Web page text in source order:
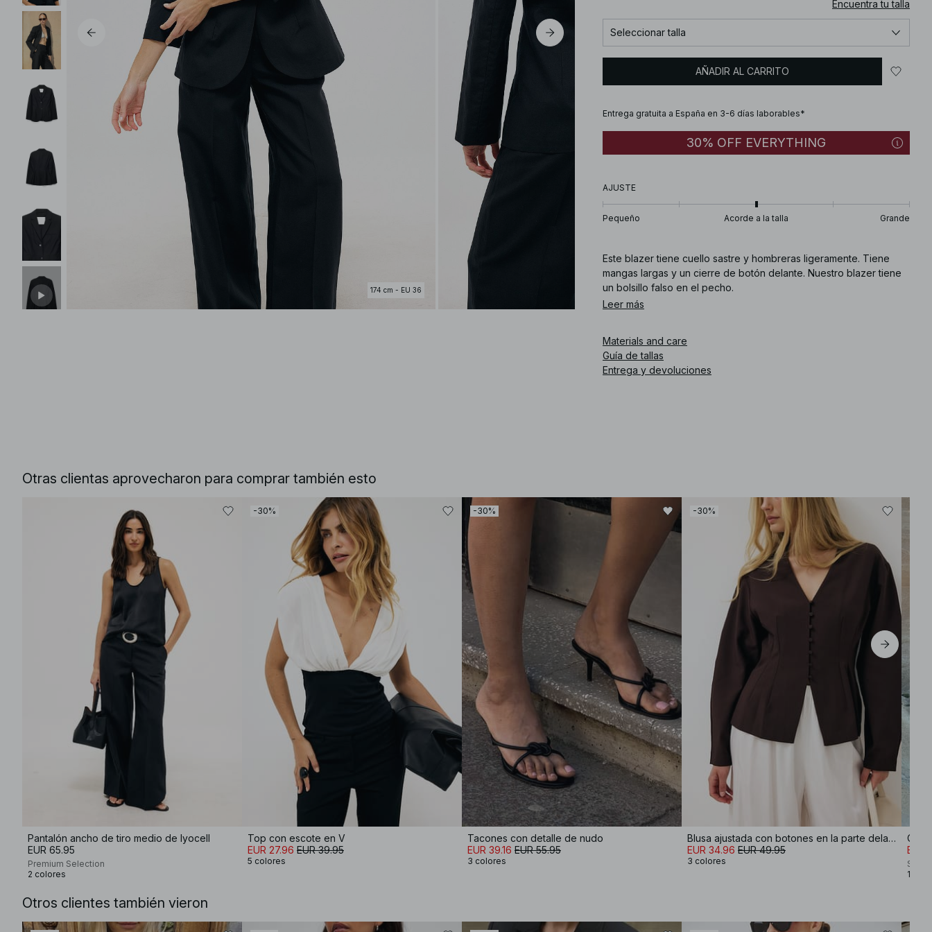
174 cm - EU 36
Encuentra tu talla
Seleccionar talla
AÑADIR AL CARRITO
Entrega gratuita a España en 3-6 días laborables*
30% OFF EVERYTHING
AJUSTE
Pequeño Acorde a la talla Grande
Este blazer tiene cuello sastre y hombreras ligeramente. Tiene
mangas largas y un cierre de botón delante. Nuestro blazer tiene
un bolsillo falso en el pecho.
Leer más
Materials and care
Guía de tallas
Entrega y devoluciones
Otras clientas aprovecharon para comprar también esto
Pantalón ancho de tiro medio de lyocell
EUR 65.95
Premium Selection
2 colores
-30%
Top con escote en V
EUR 27.96 EUR 39.95
5 colores
-30%
Tacones con detalle de nudo
EUR 39.16 EUR 55.95
3 colores
-30%
Blusa ajustada con botones en la parte delantera
EUR 34.96 EUR 49.95
3 colores
EUR
1
Otros clientes también vieron